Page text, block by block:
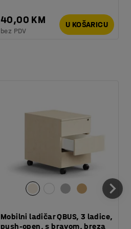
40,00 KM
bez PDV
U KOŠARICU
Mobilni ladičar QBUS, 3 ladice,
push-open, s bravom, breza